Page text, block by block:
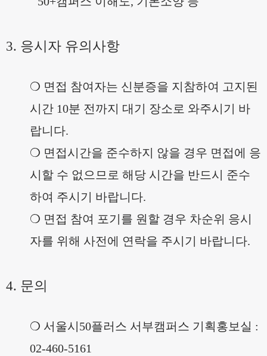
3. 응시자 유의사항
❍ 면접 참여자는 신분증을 지참하여 고지된
시간 10분 전까지 대기 장소로 와주시기 바
랍니다.
❍ 면접시간을 준수하지 않을 경우 면접에 응
시할 수 없으므로 해당 시간을 반드시 준수
하여 주시기 바랍니다.
❍ 면접 참여 포기를 원할 경우 차순위 응시
자를 위해 사전에 연락을 주시기 바랍니다.
4. 문의
❍ 서울시 50플러스 서부캠퍼스 기획홍보실 :
02-460-5161